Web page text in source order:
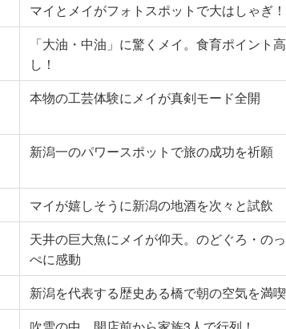
マイとメイがフォトスポットで大はしゃぎ！
「大油・中油」に驚くメイ。食育ポイント高
し！
本物の工芸体験にメイが真剣モード全開
新潟一のパワースポットで旅の成功を祈願
マイが嬉しそうに新潟の地酒を次々と試飲
天井の巨大魚にメイが仰天。のどぐろ・のっ
ぺに感動
新潟を代表する歴史ある橋で朝の空気を満喫